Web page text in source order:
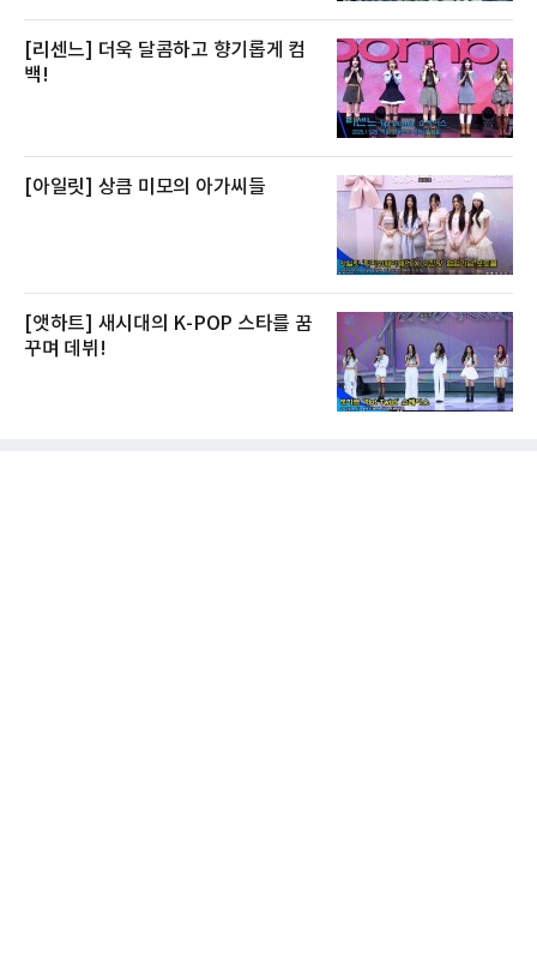
[리센느] 더욱 달콤하고 향기롭게 컴
백!
[아일릿] 상큼 미모의 아가씨들
[앳하트] 새시대의 K-POP 스타를 꿈
꾸며 데뷔!